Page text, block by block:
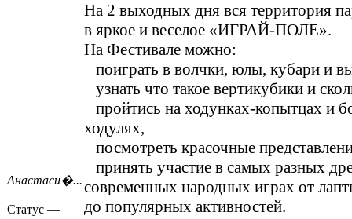
Анастаси�...
Статус —
На 2 выходных дня вся территория
в яркое и веселое «ИГРАЙ-ПОЛЕ».
На Фестивале можно:
поиграть в волчки, юлы, кубари и
узнать что такое вертикубики и
пройтись на ходунках-копытцах и
ходулях,
посмотреть красочные
принять участие в самых разных
современных народных играх от
до популярных активностей.